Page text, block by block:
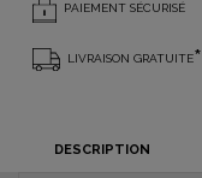
PAIEMENT SÉCURISÉ
LIVRAISON GRATUITE*
DESCRIPTION